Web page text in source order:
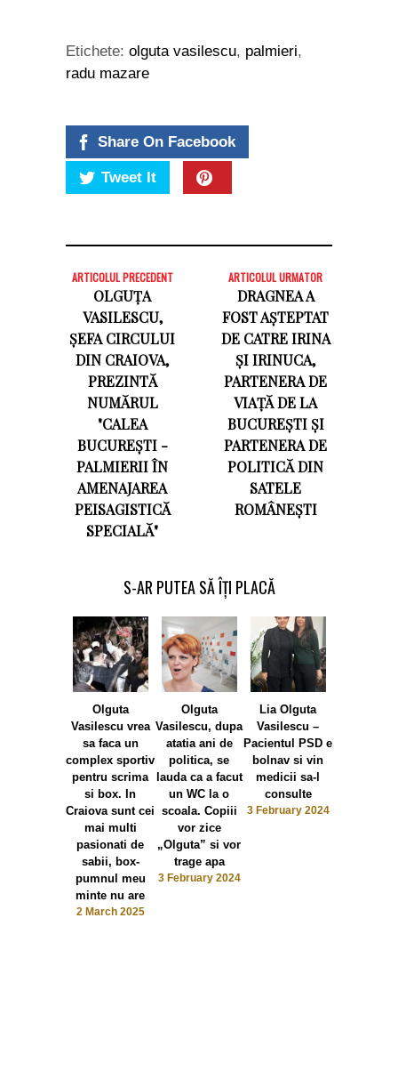
Etichete: olguta vasilescu, palmieri,
radu mazare
Share On Facebook
Tweet It
ARTICOLUL PRECEDENT
OLGUȚA
VASILESCU,
ȘEFA CIRCULUI
DIN CRAIOVA,
PREZINTĂ
NUMĂRUL
"CALEA
BUCUREȘTI -
PALMIERII ÎN
AMENAJAREA
PEISAGISTICĂ
SPECIALĂ"
ARTICOLUL URMATOR
DRAGNEA A
FOST AȘTEPTAT
DE CATRE IRINA
ȘI IRINUCA,
PARTENERA DE
VIAȚĂ DE LA
BUCUREȘTI ȘI
PARTENERA DE
POLITICĂ DIN
SATELE
ROMÂNEȘTI
S-AR PUTEA SĂ ÎȚI PLACĂ
Olguta
Vasilescu vrea
sa faca un
complex sportiv
pentru scrima
si box. In
Craiova sunt cei
mai multi
pasionati de
sabii, box-
pumnul meu
minte nu are
2 March 2025
Olguta
Vasilescu, dupa
atatia ani de
politica, se
lauda ca a facut
un WC la o
scoala. Copiii
vor zice
„Olguta” si vor
trage apa
3 February 2024
Lia Olguta
Vasilescu –
Pacientul PSD e
bolnav si vin
medicii sa-l
consulte
3 February 2024